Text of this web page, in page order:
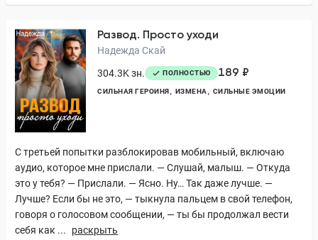
Развод. Просто уходи
Надежда Скай
304.3K зн.
ПОЛНОСТЬЮ 189 ₽
СИЛЬНАЯ ГЕРОИНЯ ИЗМЕНА СИЛЬНЫЕ ЭМОЦИИ
С третьей попытки разблокировав мобильный, включаю
аудио, которое мне прислали. — Слушай, малыш. — Откуда
это у тебя? — Прислали. — Ясно. Ну… Так даже лучше. —
Лучше? Если бы не это, — тыкнула пальцем в свой телефон,
говоря о голосовом сообщении, — ты бы продолжал вести
себя как ...
раскрыть